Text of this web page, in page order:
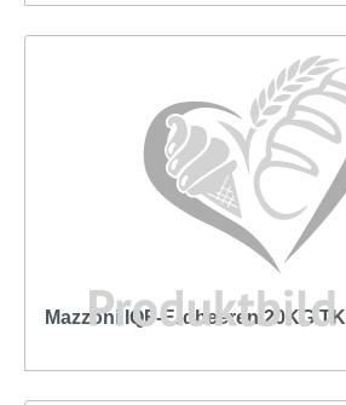
Mazzoni IQF-Erdbeeren 20KG TK